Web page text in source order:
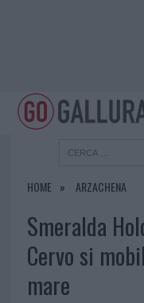
HOME ARZACHENA
Smeralda
Cervo si
mare